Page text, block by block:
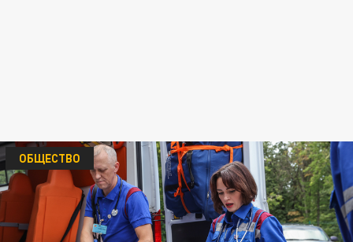
ОБЩЕСТВО